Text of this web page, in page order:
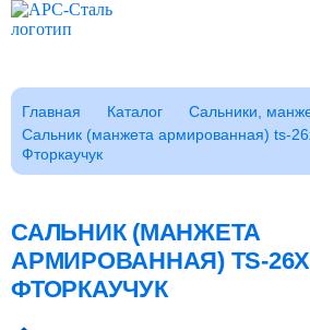
Каталог
Клиентам
Сертификаты
Возврат
О компании
Главная Каталог
Сальники,
Сальник (манжета армированная) ts-
Фторкаучук
САЛЬНИК (МАНЖЕТА
АРМИРОВАННАЯ) TS-
ФТОРКАУЧУК